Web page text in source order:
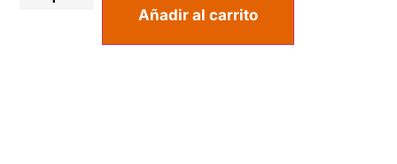
Añadir al carrito